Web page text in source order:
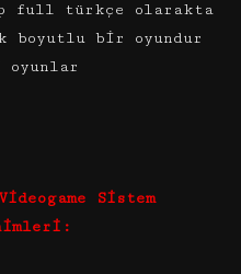
full türkçe olarakta
boyutlu bir oyundur
oyunlar
Sistem